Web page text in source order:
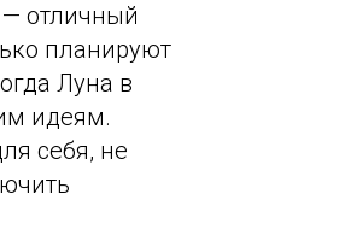
— отличный
планируют
Луна в
идеям.
себя, не